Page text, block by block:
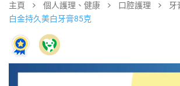
主頁 個人護理、健康 口腔護理 牙
白金持久美白牙膏85克